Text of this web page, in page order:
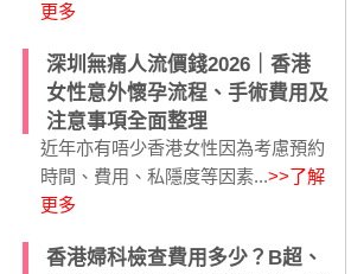
更多
深圳無痛人流價錢2026｜香港
女性意外懷孕流程、手術費用及
注意事項全面整理
近年亦有唔少香港女性因為考慮預約
時間、費用、私隱度等因素...>>了解
更多
香港婦科檢查費用多少？B超、